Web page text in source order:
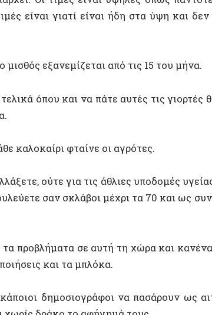
όπου και να πάτε αυτές τις γιορτές θα μετράτε
φταίνε οι αγρότες.
ούτε για τις άθλιες υποδομές υγείας, ούτε για
σαν σκλάβοι μέχρι τα 70 και ως συνταξιούχοι
σε αυτή τη χώρα και κανένα από αυτά
δημοσιογράφοι να πασάρουν ως αιτία για τα
δράκο το αφήγημά τους.
τα μπλόκα είναι το πρόβλημα. Ίσα ίσα που τα
χώρας.
μία χώρα στα δύο από δύο τρία βασικά
και πολλούς αυτοκινητόδρομους.